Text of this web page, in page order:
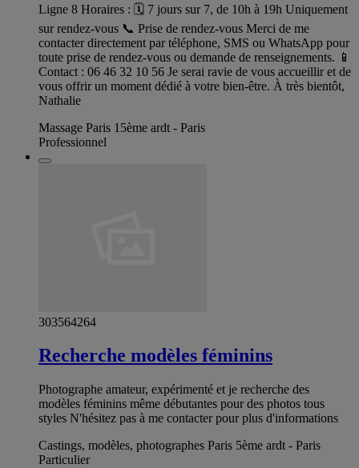
Ligne 8 Horaires : 🗓️ 7 jours sur 7, de 10h à 19h Uniquement
sur rendez‑vous 📞 Prise de rendez‑vous Merci de me
contacter directement par téléphone, SMS ou WhatsApp pour
toute prise de rendez‑vous ou demande de renseignements. 📱
Contact : 06 46 32 10 56 Je serai ravie de vous accueillir et de
vous offrir un moment dédié à votre bien‑être. À très bientôt,
Nathalie
Massage Paris 15ème ardt - Paris
Professionnel
303564264
Recherche modèles féminins
Photographe amateur, expérimenté et je recherche des
modèles féminins même débutantes pour des photos tous
styles N'hésitez pas à me contacter pour plus d'informations
Castings, modèles, photographes Paris 5ème ardt - Paris
Particulier